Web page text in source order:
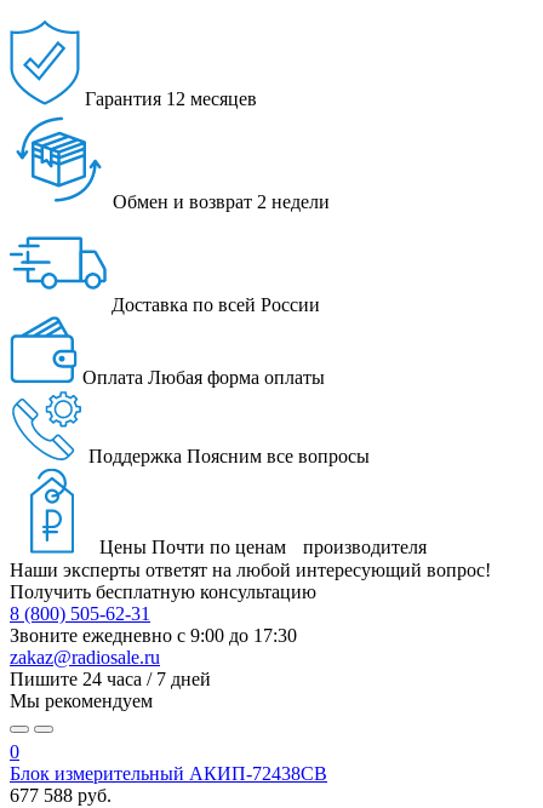
Гарантия 12 месяцев
Обмен и возврат 2 недели
Доставка по всей России
Оплата Любая форма оплаты
Поддержка Поясним все вопросы
Цены Почти по ценам производителя
Наши эксперты ответят на любой интересующий вопрос!
Получить бесплатную консультацию
8 (800) 505-62-31
Звоните ежедневно с 9:00 до 17:30
zakaz@radiosale.ru
Пишите 24 часа / 7 дней
Мы рекомендуем
0
Блок измерительный АКИП-72438CB
677 588 руб.